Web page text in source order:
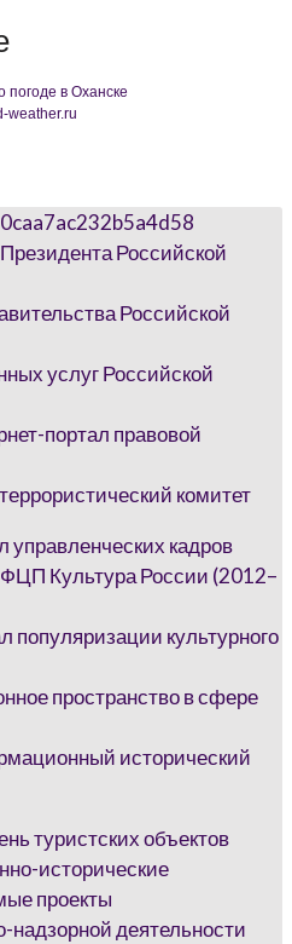
погоде в Оханске
weather.ru
Российской
Российской
услуг Российской
портал правовой
комитет
кадров
Культура России (2012–
популяризации культурного
пространство в сфере
исторический
туристских объектов
исторические
проекты
надзорной деятельности